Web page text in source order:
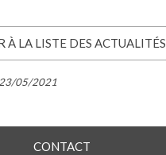
À LA LISTE DES ACTUALITÉS
23/05/2021
CONTACT